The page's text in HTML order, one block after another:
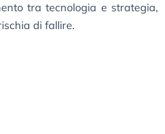
tra tecnologia e strategia,
di fallire.